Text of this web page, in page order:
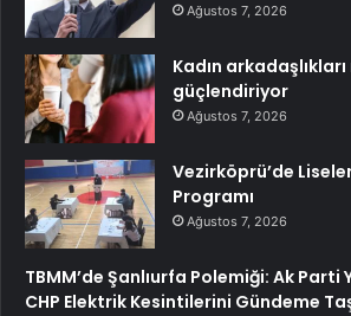
Ağustos 7, 2026
Kadın arkadaşlıkları
güçlendiriyor
Ağustos 7, 2026
Vezirköprü’de
Programı
Ağustos 7, 2026
TBMM’de Şanlıurfa Polemiği: Ak Parti
CHP Elektrik Kesintilerini Gündeme